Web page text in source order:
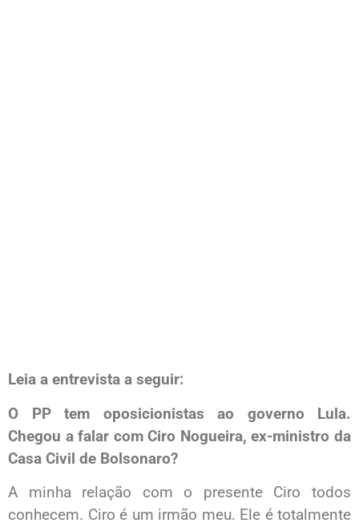
Leia a entrevista a seguir:
O PP tem oposicionistas ao governo Lula.
Chegou a falar com Ciro Nogueira, ex-ministro da
Casa Civil de Bolsonaro?
A minha relação com o presente Ciro todos
conhecem. Ciro é um irmão meu. Ele é totalmente